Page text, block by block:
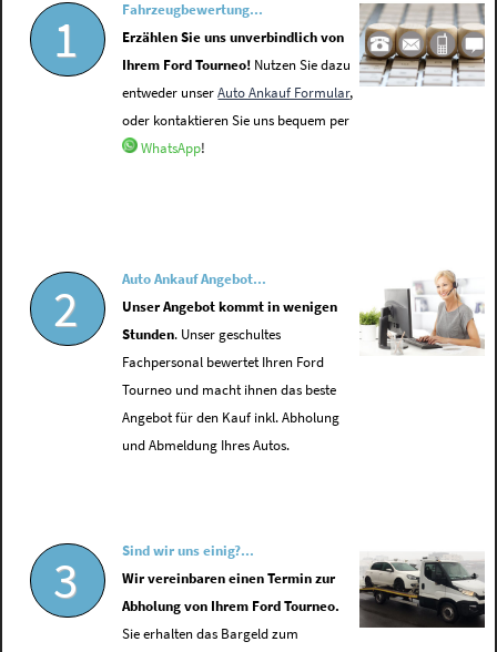
1
Fahrzeugbewertung...
Erzählen Sie uns unverbindlich von
Ihrem Ford Tourneo! Nutzen Sie dazu
entweder unserAuto Ankauf Formular,
oder kontaktieren Sie uns bequem per
WhatsApp!
2
Auto Ankauf Angebot...
Unser Angebot kommt in wenigen
Stunden. Unser geschultes
Fachpersonal bewertet Ihren Ford
Tourneo und macht ihnen das beste
Angebot für den Kauf inkl. Abholung
und Abmeldung Ihres Autos.
3
Sind wir uns einig?...
Wir vereinbaren einen Termin zur
Abholung von Ihrem Ford Tourneo.
Sie erhalten das Bargeld zum